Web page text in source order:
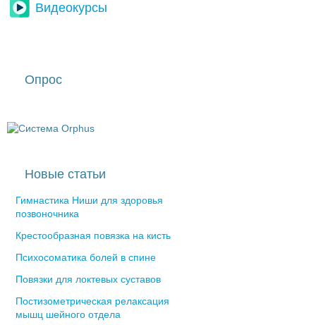
Видеокурсы
Опрос
Новые статьи
Гимнастика Ниши для здоровья
позвоночника
Крестообразная повязка на кисть
Психосоматика болей в спине
Повязки для локтевых суставов
Постизометрическая релаксация
мышц шейного отдела